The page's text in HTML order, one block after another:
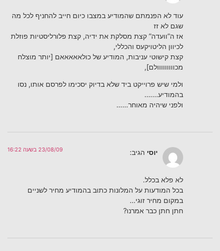
עוד לא הפנמתם שהמודיע במצבו כיום חייב להחניף לכל מה
שגם לא זז
אז ה”וועדה” קצת מסלקת את ידיה, קצת פלורליסטיות פוזלת
לכיוון הליטויקעס והכללי,
קצת קישוטי עניבות, המודיע של כולאאאאאם [יותר מוצלח
מכווווווווולם],
ולמי שיש פרוייקט ביד שלא בדיוק יסכימו לפרסם אותו, נסו
בהמודיע…….
ולפני שיהיה מאוחר……
יוסי הגיב: 23/08/09 בשעה 16:22
לא פלא בכלל.
בכל המודעות על המלונות כתוב בהמודיע מחיר לשניים
במקום מחיר זוגי…
חתן חתן כבר אמרנו?